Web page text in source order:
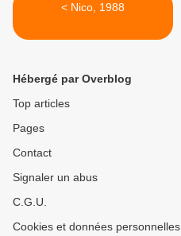
< Nico, 1988
Hébergé par Overblog
Top articles
Pages
Contact
Signaler un abus
C.G.U.
Cookies et données personnelles